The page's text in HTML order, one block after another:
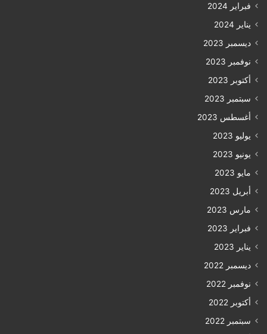
فبراير 2024
يناير 2024
ديسمبر 2023
نوفمبر 2023
أكتوبر 2023
سبتمبر 2023
أغسطس 2023
يوليو 2023
يونيو 2023
مايو 2023
أبريل 2023
مارس 2023
فبراير 2023
يناير 2023
ديسمبر 2022
نوفمبر 2022
أكتوبر 2022
سبتمبر 2022